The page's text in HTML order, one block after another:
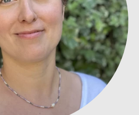
peníze demokracie
Nová pravidla
Jakub Rákosník
Ondřej Slačálek
Miroslav Palanský
Lucie Trlifajová
Kateřina Smejkalová
nerovnost ekonomika